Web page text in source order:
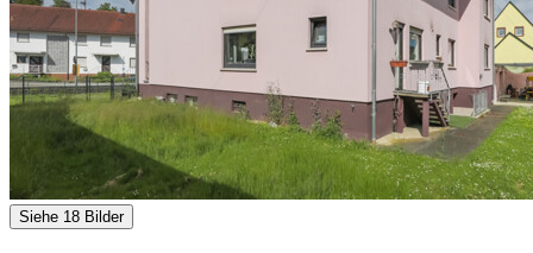
Siehe 18 Bilder